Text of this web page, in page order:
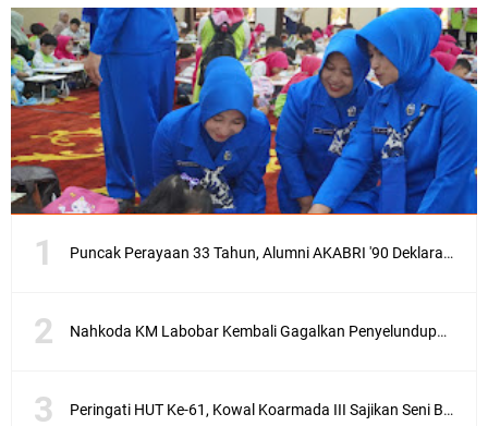
Puncak Perayaan 33 Tahun, Alumni AKABRI '90 Deklarasikan Pemilu Damai Serentak Tahun 2024
Nahkoda KM Labobar Kembali Gagalkan Penyelundupan 4 Ekor Burung Cendrawasih Asal Papua
Peringati HUT Ke-61, Kowal Koarmada III Sajikan Seni Budaya Khas Papua